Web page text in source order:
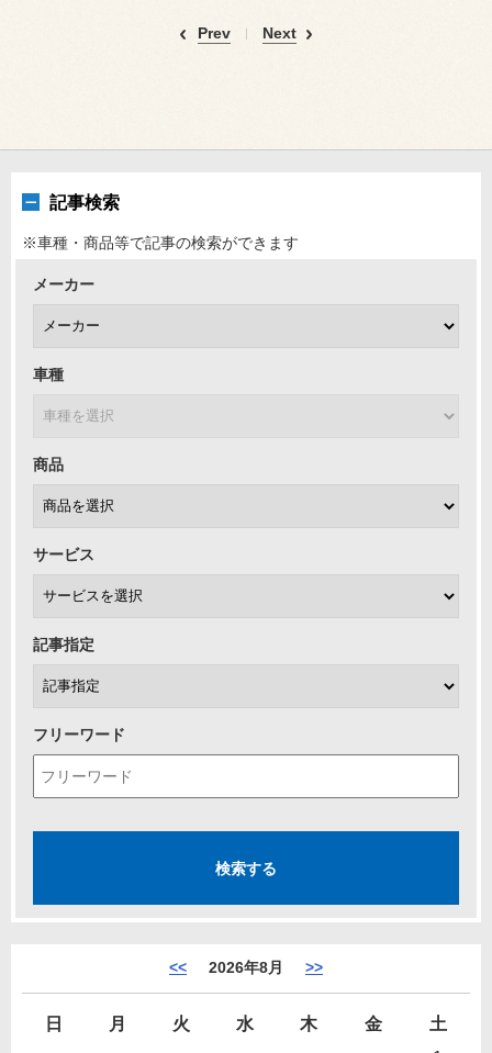
Prev Next
記事検索
※車種・商品等で記事の検索ができます
メーカー
車種
商品
サービス
記事指定
フリーワード
<< 2026年8月 >>
日 月 火 水 木 金
土